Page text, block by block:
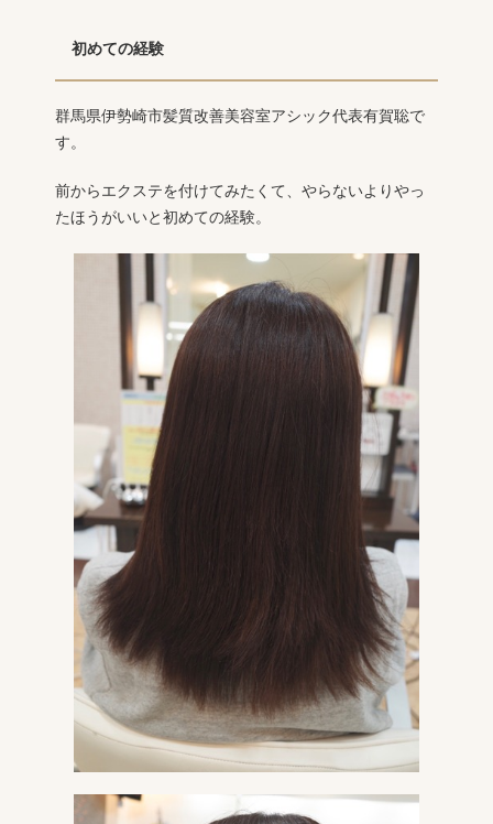
初めての経験
群馬県伊勢崎市髪質改善美容室アシック代表有賀聡で
す。
前からエクステを付けてみたくて、やらないよりやっ
たほうがいいと初めての経験。